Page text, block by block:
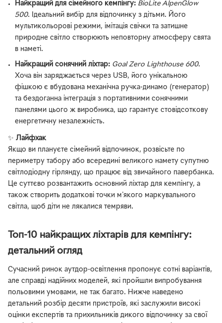
Найкращий для сімейного кемпінгу: BioLite AlpenGlow
500. Ідеальний вибір для відпочинку з дітьми. Його
мультикольорові режими, імітація свічки та затишне
природне світло створюють неповторну атмосферу свята
в наметі.
Найкращий сонячний ліхтар: Goal Zero Lighthouse 600.
Хоча він заряджається через USB, його унікальною
фішкою є вбудована механічна ручка-динамо (генератор)
та бездоганна інтеграція з портативними сонячними
панелями цього ж виробника, що гарантує стовідсоткову
енергетичну незалежність.
✨ Лайфхак
Якщо ви плануєте сімейний відпочинок, розвісьте по
периметру табору або всередині великого намету супутню
світлодіодну гірлянду, що працює від звичайного павербанка.
Це суттєво розвантажить основний ліхтар для кемпінгу, а
також створить додаткові точки м'якого маркувального
світла, щоб діти не лякалися темряви.
Топ-10 найкращих ліхтарів для кемпінгу:
детальний огляд
Сучасний ринок аутдор-освітлення пропонує сотні варіантів,
але справді надійних моделей, які пройшли випробування
польовими умовами, не так багато. Нижче наведено
детальний розбір десяти пристроїв, які заслужили високі
оцінки експертів та прихильників дикого відпочинку за свої